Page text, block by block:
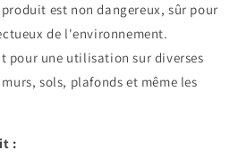
produit est non dangereux, sûr pour
de l'environnement.
pour une utilisation sur diverses
sols, plafonds et même les
: